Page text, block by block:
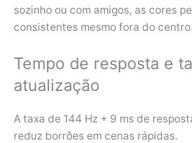
sozinho ou com amigos, as cores
consistentes mesmo fora do centro.
Tempo de resposta e
atualização
A taxa de 144 Hz + 9 ms de
reduz borrões em cenas rápidas.